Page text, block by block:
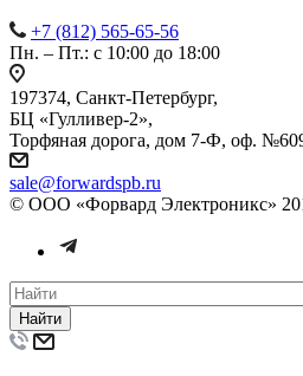
+7 (812) 565-65-56
Пн. – Пт.: с 10:00 до 18:00
197374, Санкт-Петербург,
БЦ «Гулливер-2»,
Торфяная дорога, дом 7-Ф, оф.
sale@forwardspb.ru
© ООО «Форвард Электроникс»
Найти